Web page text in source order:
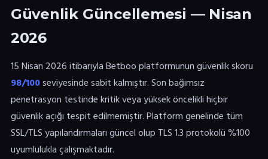
Güvenlik Güncellemesi — Nisan
2026
15 Nisan 2026 itibarıyla Betboo platformunun güvenlik skoru
98/100seviyesinde sabit kalmıştır. Son bağımsız
penetrasyon testinde kritik veya yüksek öncelikli hiçbir
güvenlik açığı tespit edilmemiştir. Platform genelinde tüm
SSL/TLS yapılandırmaları güncel olup TLS 1.3 protokolü %100
uyumlulukla çalışmaktadır.